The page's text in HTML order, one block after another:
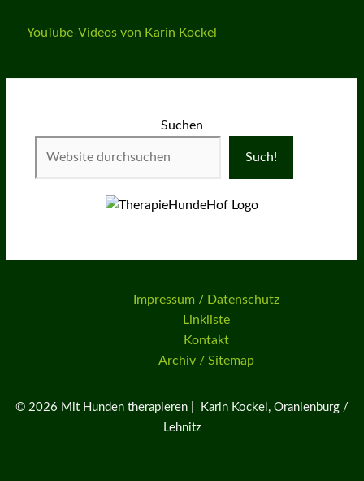
YouTube-Videos von Karin Kockel
Suchen
Such!
Impressum / Datenschutz
Linkliste
Kontakt
Archiv / Sitemap
© 2026 Mit Hunden therapieren | Karin Kockel, Oranienburg /
Lehnitz